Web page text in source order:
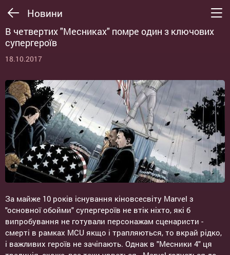
Новини
В четвертих "Месниках" помре один з ключових
супергероїв
18.10.2017
За майже 10 років існування кіновсесвіту Marvel з
"основної обойми" супергероїв не втік ніхто, які б
випробування не готували персонажам сценаристи -
смерті в рамках MCU якщо і трапляються, то вкрай рідко,
і важливих героїв не зачіпають. Однак в "Месники 4" ця